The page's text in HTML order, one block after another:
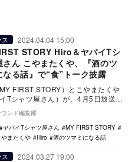
2024.04.04 15:00
STORY Hiro＆ヤバイTシ
さん こやまたくや、『酒のツ
なる話』で“食”トーク披露
FIRST STORY）とこやまたくや
イTシャツ屋さん）が、4月5日放送の
ツマミになる話』（フジテレ…
ウンド編集部
ヤバイTシャツ屋さん
MY FIRST STORY
またくや Hiro 酒のツマミになる話
2024.03.27 19:00